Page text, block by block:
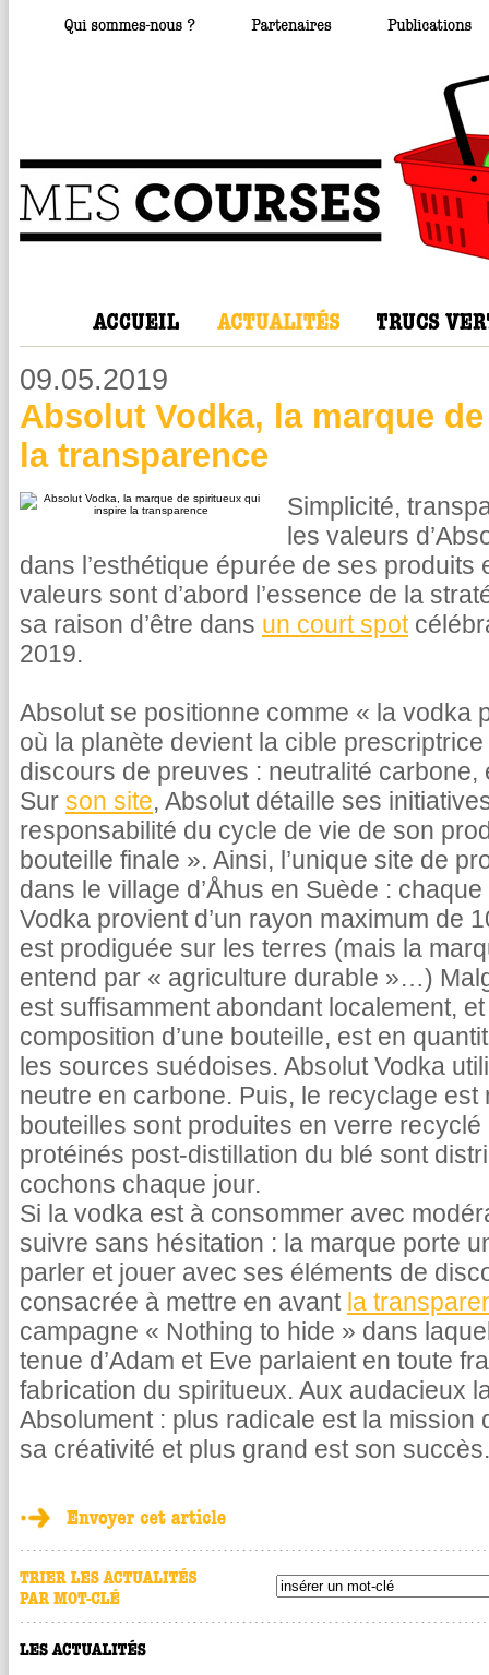
09.05.2019
Absolut Vodka, la marque
la transparence
Simplicité,
les valeurs
dans l’esthétique épurée de ses
valeurs sont d’abord l’essence de la
sa raison d’être dans un court spot
2019.
Absolut se positionne comme « la vodka
où la planète devient la cible
discours de preuves : neutralité
Sur son site, Absolut détaille ses
responsabilité du cycle de vie de son
bouteille finale ». Ainsi, l’unique site de
dans le village d’Åhus en Suède :
Vodka provient d’un rayon maximum de
est prodiguée sur les terres (mais la
entend par « agriculture durable »…)
est suffisamment abondant localement,
composition d’une bouteille, est en
les sources suédoises. Absolut Vodka
neutre en carbone. Puis, le recyclage est
bouteilles sont produites en verre
protéinés post-distillation du blé sont
cochons chaque jour.
Si la vodka est à consommer avec
suivre sans hésitation : la marque porte
parler et jouer avec ses éléments de
consacrée à mettre en avant la
campagne « Nothing to hide » dans
tenue d’Adam et Eve parlaient en toute
fabrication du spiritueux. Aux audacieux
Absolument : plus radicale est la mission
sa créativité et plus grand est son succès.